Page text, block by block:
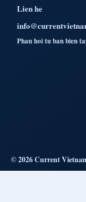
Lien he
Phan hoi tu ban bien
© 2026 Current